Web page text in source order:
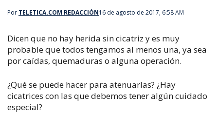
Por TELETICA.COM REDACCIÓN16 de agosto de 2017, 6:58 AM
Dicen que no hay herida sin cicatriz y es muy
probable que todos tengamos al menos una, ya sea
por caídas, quemaduras o alguna operación.
¿Qué se puede hacer para atenuarlas? ¿Hay
cicatrices con las que debemos tener algún cuidado
especial?